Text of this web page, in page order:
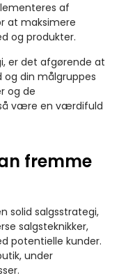
af
at maksimere
og produkter.
er det afgørende at
og din målgruppes
og de
være en værdifuld
fremme
solid salgsstrategi,
salgsteknikker,
potentielle kunder.
under